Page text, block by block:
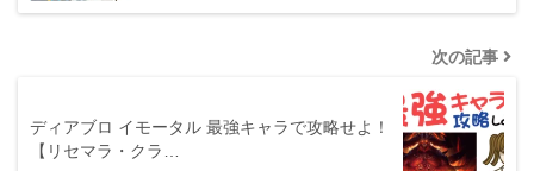
次の記事
ディアブロ イモータル 最強キャラで攻略せよ！
【リセマラ・クラ…